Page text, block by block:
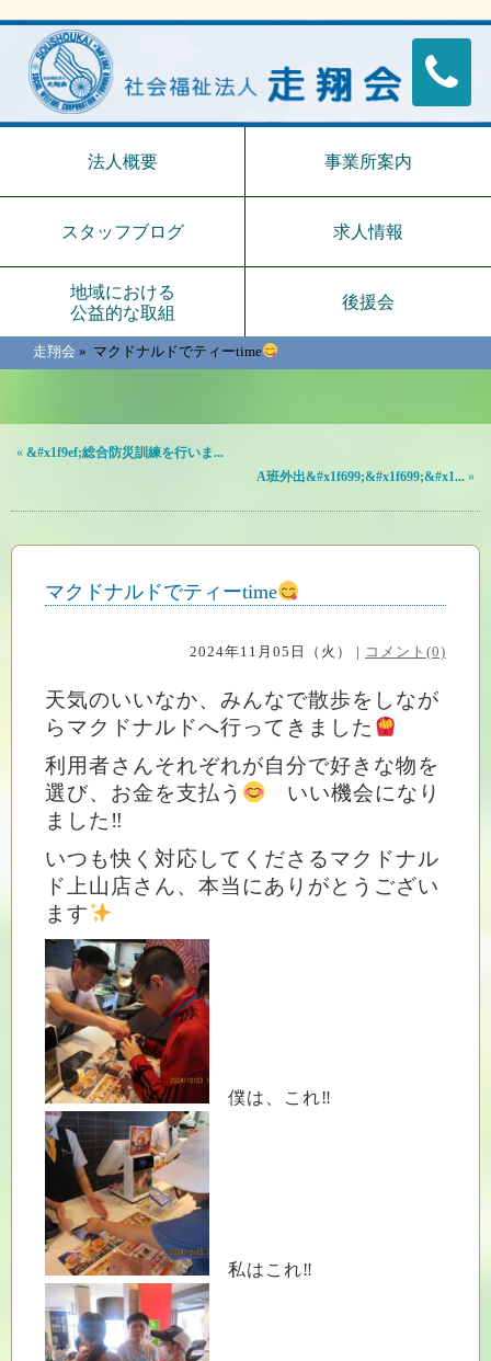
法人概要 事業所案内
スタッフブログ 求人情報
地域における
公益的な取組
後援会
走翔会 » マクドナルドでティーtime
« &#x1f9ef;総合防災訓練を行いま...
A班外出&#x1f699;&#x1f699;&#x1... »
マクドナルドでティーtime
2024年11月05日（火） | コメント(0)
天気のいいなか、みんなで散歩をしなが
らマクドナルドへ行ってきました
利用者さんそれぞれが自分で好きな物を
選び、お金を支払う
いい機会になり
ました‼
いつも快く対応してくださるマクドナル
ド上山店さん、本当にありがとうござい
ます
僕は、これ‼
私はこれ‼